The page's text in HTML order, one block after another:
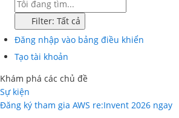
Filter: Tất cả
Đăng nhập vào bảng điều khiển
Tạo tài khoản
Khám phá các chủ đề
Sự kiện
Đăng ký tham gia AWS re:Invent 2026 ngay